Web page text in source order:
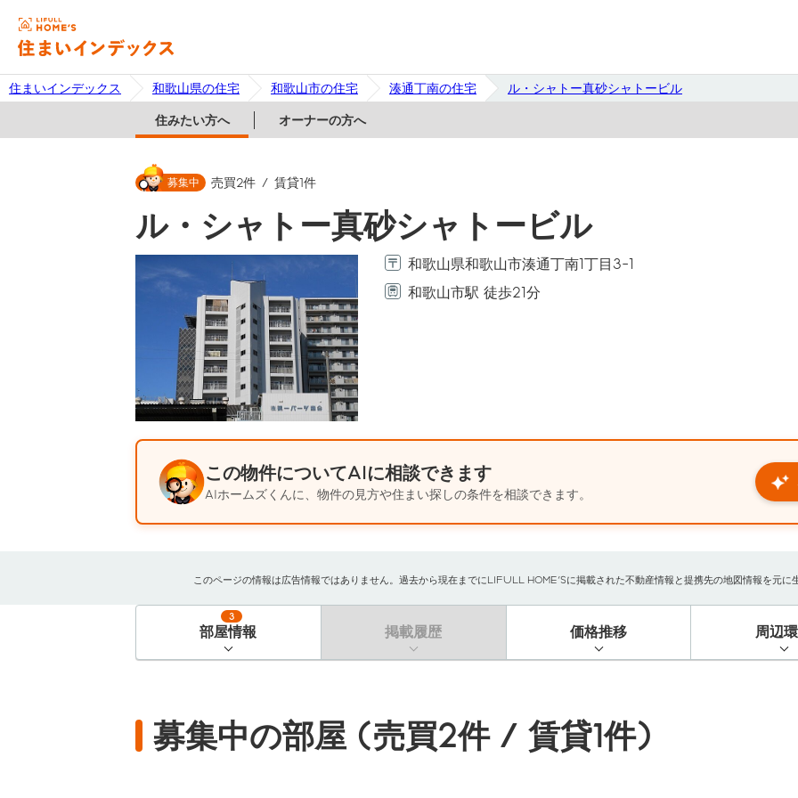
住まいインデックス 和歌山県の住宅 和歌山市の住宅 湊通丁南の住宅 ル・シャトー真砂シャトービル
住みたい方へ オーナーの方へ
募集中 売買2件 賃貸1件
ル・シャトー真砂シャトービル
和歌山県和歌山市湊通丁南1丁目3-1
和歌山市駅 徒歩21分
この物件についてAIに相談できます
AIホームズくんに、物件の見方や住まい探しの条件を相談できます。
このページの情報は広告情報ではありません。過去から現在までにLIFULL HOME'Sに掲載された不動産情報と提携先の地図情報を元
部屋情報
3
掲載履歴 価格推移 周辺
募集中の部屋 (売買2件 / 賃貸1件)